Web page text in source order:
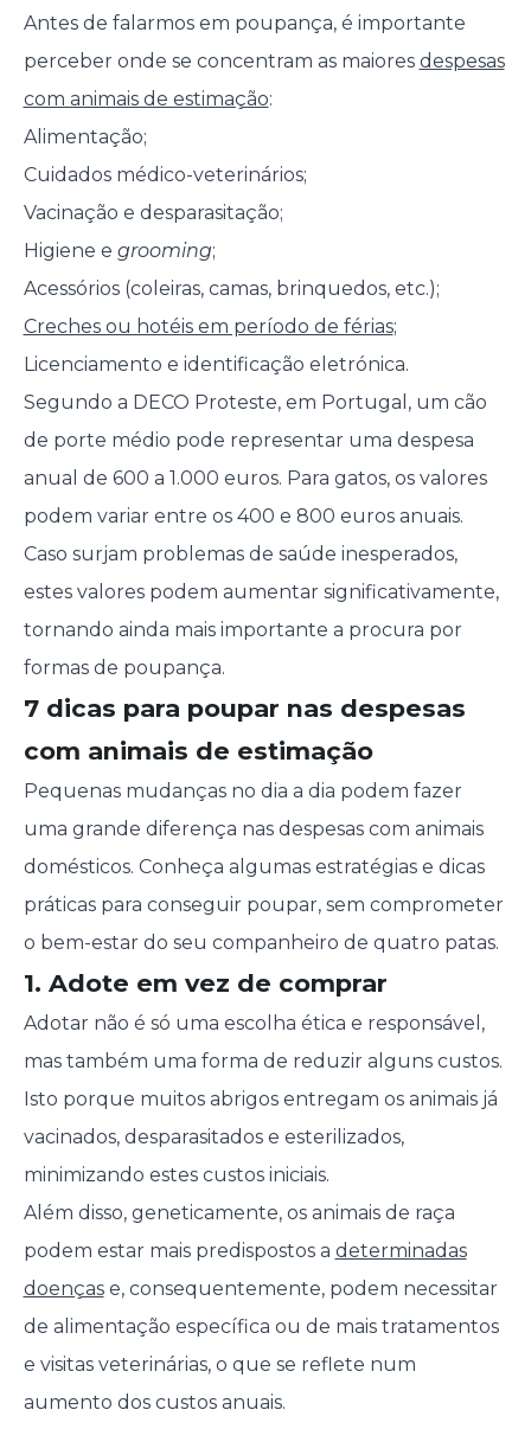
Antes de falarmos em poupança, é importante
perceber onde se concentram as maiores despesas
com animais de estimação:
Alimentação;
Cuidados médico-veterinários;
Vacinação e desparasitação;
Higiene e grooming;
Acessórios (coleiras, camas, brinquedos, etc.);
Creches ou hotéis em período de férias;
Licenciamento e identificação eletrónica.
Segundo a DECO Proteste, em Portugal, um cão
de porte médio pode representar uma despesa
anual de 600 a 1.000 euros. Para gatos, os valores
podem variar entre os 400 e 800 euros anuais.
Caso surjam problemas de saúde inesperados,
estes valores podem aumentar significativamente,
tornando ainda mais importante a procura por
formas de poupança.
7 dicas para poupar nas despesas
com animais de estimação
Pequenas mudanças no dia a dia podem fazer
uma grande diferença nas despesas com animais
domésticos. Conheça algumas estratégias e dicas
práticas para conseguir poupar, sem comprometer
o bem-estar do seu companheiro de quatro patas.
1. Adote em vez de comprar
Adotar não é só uma escolha ética e responsável,
mas também uma forma de reduzir alguns custos.
Isto porque muitos abrigos entregam os animais já
vacinados, desparasitados e esterilizados,
minimizando estes custos iniciais.
Além disso, geneticamente, os animais de raça
podem estar mais predispostos a determinadas
doençase, consequentemente, podem necessitar
de alimentação específica ou de mais tratamentos
e visitas veterinárias, o que se reflete num
aumento dos custos anuais.